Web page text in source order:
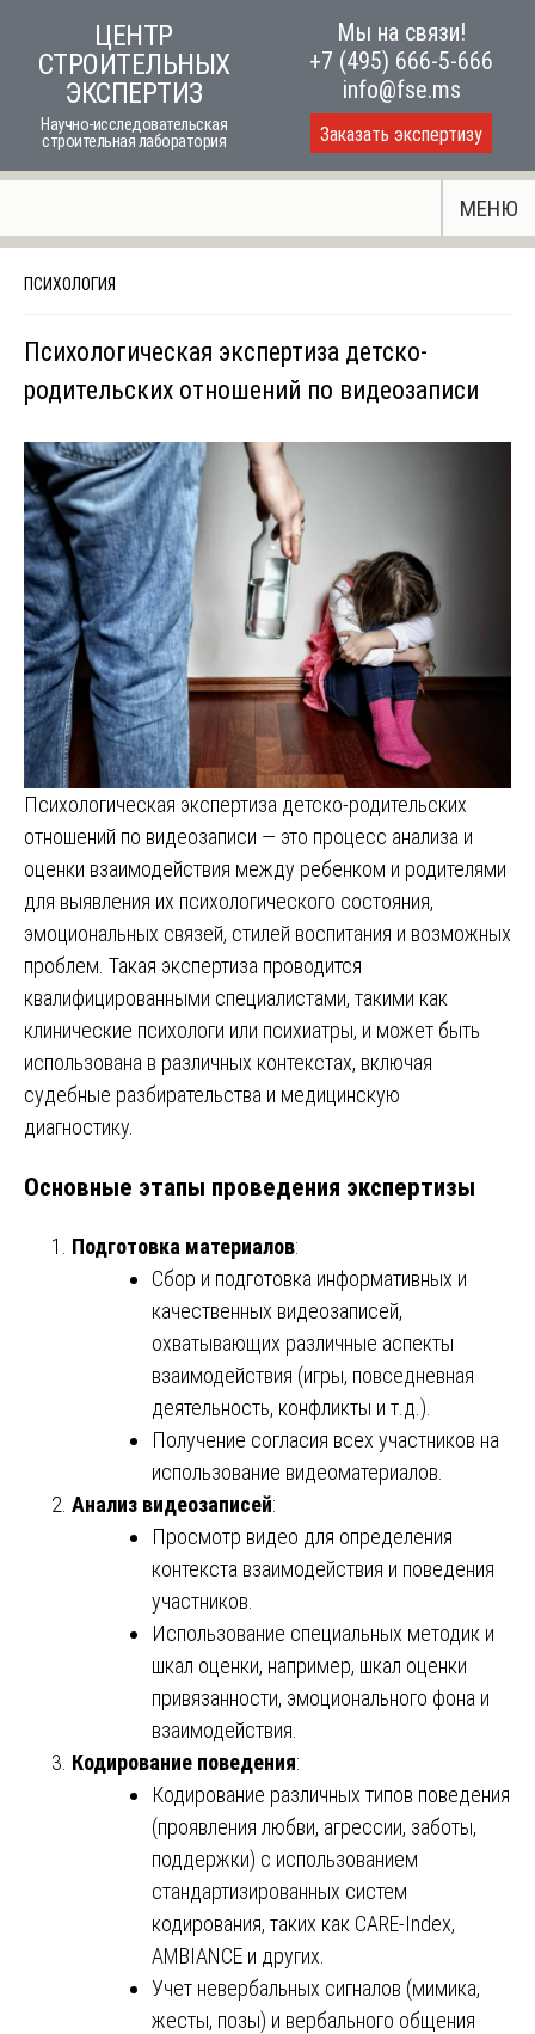
content
ЦЕНТР
СТРОИТЕЛЬНЫХ
ЭКСПЕРТИЗ
Научно-исследовательская
строительная лаборатория
Мы на связи!
+7 (495) 666-5-666
info@fse.ms
Заказать экспертизу
МЕНЮ
ПСИХОЛОГИЯ
Психологическая экспертиза детско-
родительских отношений по видеозаписи
Психологическая экспертиза детско-родительских
отношений по видеозаписи — это процесс анализа и
оценки взаимодействия между ребенком и родителями
для выявления их психологического состояния,
эмоциональных связей, стилей воспитания и возможных
проблем. Такая экспертиза проводится
квалифицированными специалистами, такими как
клинические психологи или психиатры, и может быть
использована в различных контекстах, включая
судебные разбирательства и медицинскую
диагностику.
Основные этапы проведения экспертизы
Подготовка материалов:
Сбор и подготовка информативных и
качественных видеозаписей,
охватывающих различные аспекты
взаимодействия (игры, повседневная
деятельность, конфликты и т.д.).
Получение согласия всех участников на
использование видеоматериалов.
Анализ видеозаписей:
Просмотр видео для определения
контекста взаимодействия и поведения
участников.
Использование специальных методик и
шкал оценки, например, шкал оценки
привязанности, эмоционального фона и
взаимодействия.
Кодирование поведения:
Кодирование различных типов поведения
(проявления любви, агрессии, заботы,
поддержки) с использованием
стандартизированных систем
кодирования, таких как CARE-Index,
AMBIANCE и других.
Учет невербальных сигналов (мимика,
жесты, позы) и вербального общения